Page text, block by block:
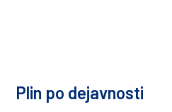
Plin po dejavnosti